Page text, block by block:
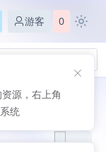
游客 0
推荐文
源，右上角
统